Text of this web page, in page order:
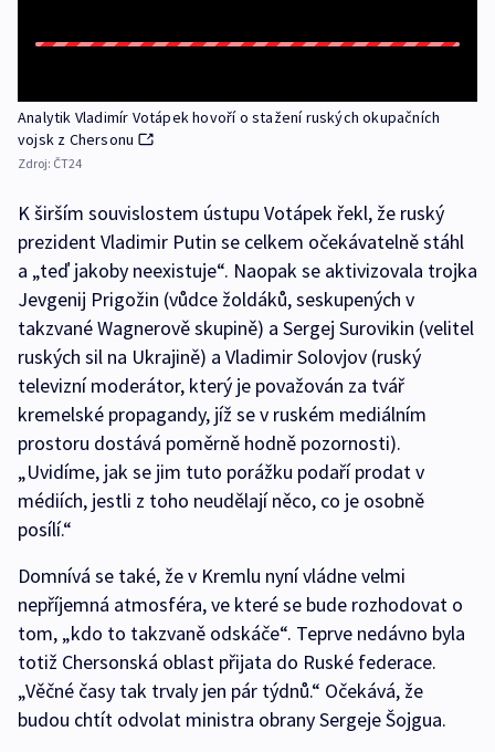
Analytik Vladimír Votápek hovoří o stažení ruských okupačních
vojsk z Chersonu
Zdroj: ČT24
K širším souvislostem ústupu Votápek řekl, že ruský
prezident Vladimir Putin se celkem očekávatelně stáhl
a „teď jakoby neexistuje“. Naopak se aktivizovala trojka
Jevgenij Prigožin (vůdce žoldáků, seskupených v
takzvané Wagnerově skupině) a Sergej Surovikin (velitel
ruských sil na Ukrajině) a Vladimir Solovjov (ruský
televizní moderátor, který je považován za tvář
kremelské propagandy, jíž se v ruském mediálním
prostoru dostává poměrně hodně pozornosti).
„Uvidíme, jak se jim tuto porážku podaří prodat v
médiích, jestli z toho neudělají něco, co je osobně
posílí.“
Domnívá se také, že v Kremlu nyní vládne velmi
nepříjemná atmosféra, ve které se bude rozhodovat o
tom, „kdo to takzvaně odskáče“. Teprve nedávno byla
totiž Chersonská oblast přijata do Ruské federace.
„Věčné časy tak trvaly jen pár týdnů.“ Očekává, že
budou chtít odvolat ministra obrany Sergeje Šojgua.